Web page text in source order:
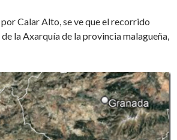
Calar Alto, se ve que el recorrido
la Axarquía de la provincia malagueña,